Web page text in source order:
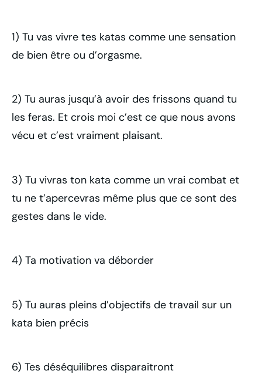
1) Tu vas vivre tes katas comme une sensation
de bien être ou d’orgasme.
2) Tu auras jusqu’à avoir des frissons quand tu
les feras. Et crois moi c’est ce que nous avons
vécu et c’est vraiment plaisant.
3) Tu vivras ton kata comme un vrai combat et
tu ne t’apercevras même plus que ce sont des
gestes dans le vide.
4) Ta motivation va déborder
5) Tu auras pleins d’objectifs de travail sur un
kata bien précis
6) Tes déséquilibres disparaitront